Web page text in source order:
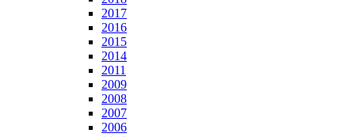
2017
2016
2015
2014
2011
2009
2008
2007
2006